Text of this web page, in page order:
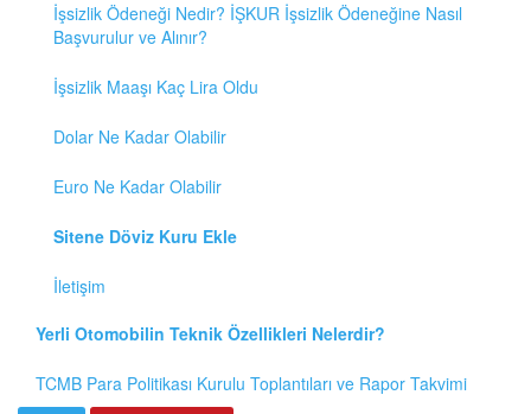
İşsizlik Ödeneği Nedir? İŞKUR İşsizlik Ödeneğine Nasıl
Başvurulur ve Alınır?
İşsizlik Maaşı Kaç Lira Oldu
Dolar Ne Kadar Olabilir
Euro Ne Kadar Olabilir
Sitene Döviz Kuru Ekle
İletişim
Yerli Otomobilin Teknik Özellikleri Nelerdir?
TCMB Para Politikası Kurulu Toplantıları ve Rapor Takvimi